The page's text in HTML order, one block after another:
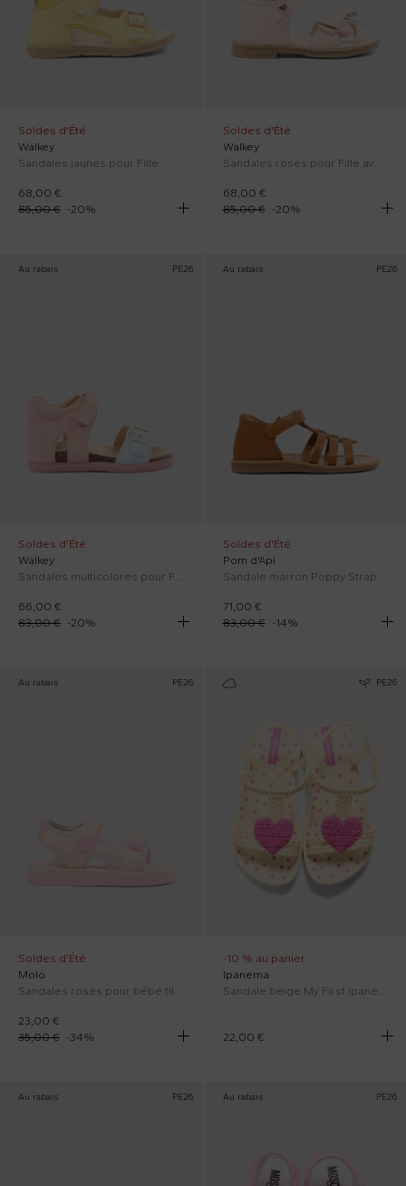
Soldes d'Été
Walkey
Sandales jaunes pour Fille
68,00 €
85,00 € -20%
Soldes d'Été
Walkey
Sandales roses pour Fille avec nœud
68,00 €
85,00 €
-20%
Au rabais PE26
Soldes d'Été
Walkey
Sandales multicolores pour Fille
66,00 €
83,00 € -20%
Au rabais PE26
Soldes d'Été
Pom d'Api
Sandale marron Poppy Strap pour enfants
71,00 €
83,00 €
-14%
Au rabais PE26
Soldes d'Été
Molo
Sandales roses pour bébé fille et fille avec logo
23,00 €
35,00 € -34%
PE26
-10 % au panier
Ipanema
Sandale beige My First Ipanema Bébé Fille avec des cœurs
22,00 €
Au rabais PE26 Au rabais PE26